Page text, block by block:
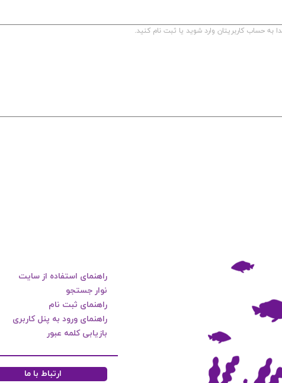
راهنمای استفاده از سایت
نوار جستجو
راهنمای ثبت نام
راهنمای ورود به پنل کاربری
بازیابی کلمه عبور
ارتباط با ما